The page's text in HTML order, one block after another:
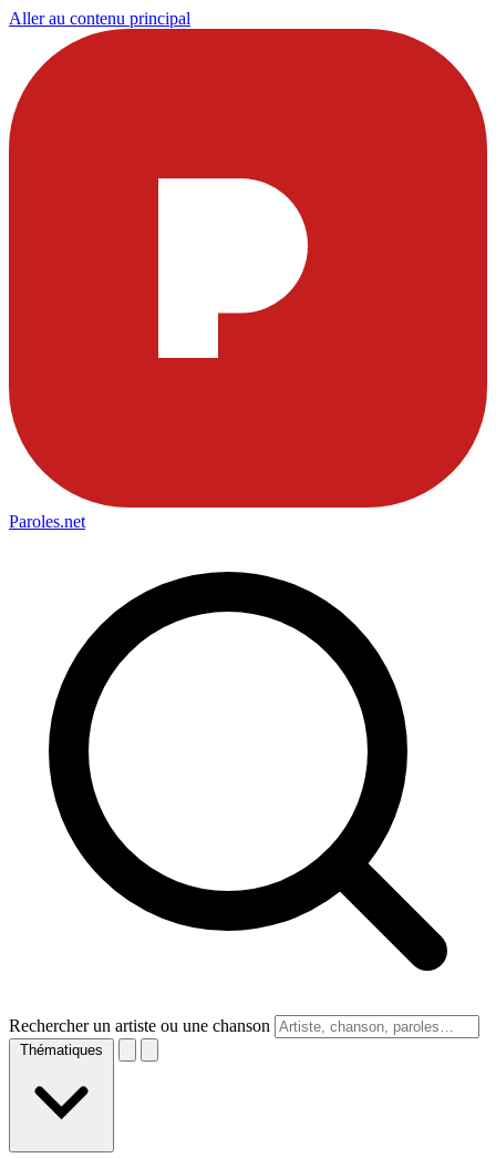
Aller au contenu principal
Paroles.net
Rechercher un artiste ou une chanson
Thématiques